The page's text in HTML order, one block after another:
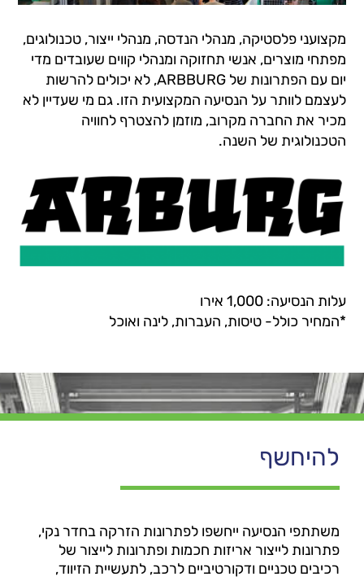
מקצועני פלסטיקה, מנהלי הנדסה, מנהלי ייצור, טכנולוגים,
מפתחי מוצרים, אנשי תחזוקה ומנהלי קווים שעובדים מדי
יום עם הפתרונות של ARBBURG, לא יכולים להרשות
לעצמם לוותר על הנסיעה המקצועית הזו. גם מי שעדיין לא
מכיר את החברה מקרוב, מוזמן להצטרף לחוויה
הטכנולוגית של השנה.
עלות הנסיעה: 1,000 אירו
*המחיר כולל- טיסות, העברות, לינה ואוכל
להיחשף
משתתפי הנסיעה ייחשפו לפתרונות הזרקה בחדר נקי,
פתרונות לייצור אריזות חכמות ופתרונות לייצור של
רכיבים טכניים ודקורטיביים לרכב, לתעשיית הזיווד,